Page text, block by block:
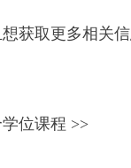
获取更多相关
位课程 >>